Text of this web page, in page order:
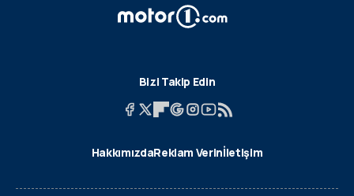
Bizi Takip Edin
HakkımızdaReklam Verinİletişim